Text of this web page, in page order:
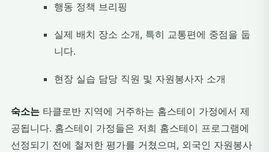
행동 정책 브리핑
실제 배치 장소 소개, 특히 교통편에 중점을 둡
니다.
현장 실습 담당 직원 및 자원봉사자 소개
숙소는 타클로반 지역에 거주하는 홈스테이 가정에서 제
공됩니다. 홈스테이 가정들은 저희 홈스테이 프로그램에
선정되기 전에 철저한 평가를 거쳤으며, 외국인 자원봉사